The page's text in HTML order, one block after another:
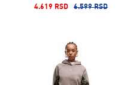
4.619 RSD 6.599 RSD